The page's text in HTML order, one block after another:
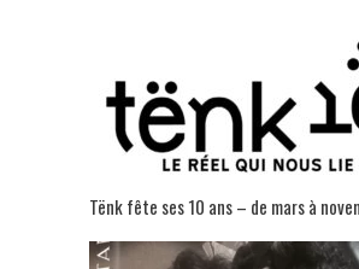
Tënk fête ses 10 ans – de mars à